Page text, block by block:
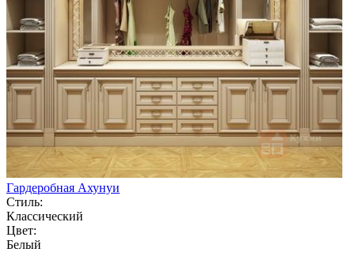
Гардеробная Ахунуи
Стиль:
Классический
Цвет:
Белый